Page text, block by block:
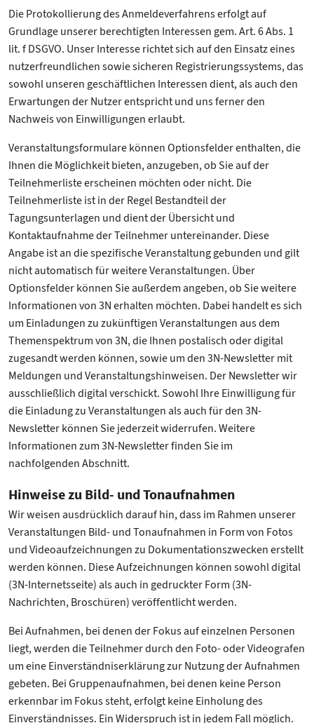
Die Protokollierung des Anmeldeverfahrens erfolgt auf
Grundlage unserer berechtigten Interessen gem. Art. 6 Abs. 1
lit. f DSGVO. Unser Interesse richtet sich auf den Einsatz eines
nutzerfreundlichen sowie sicheren Registrierungssystems, das
sowohl unseren geschäftlichen Interessen dient, als auch den
Erwartungen der Nutzer entspricht und uns ferner den
Nachweis von Einwilligungen erlaubt.
Veranstaltungsformulare können Optionsfelder enthalten, die
Ihnen die Möglichkeit bieten, anzugeben, ob Sie auf der
Teilnehmerliste erscheinen möchten oder nicht. Die
Teilnehmerliste ist in der Regel Bestandteil der
Tagungsunterlagen und dient der Übersicht und
Kontaktaufnahme der Teilnehmer untereinander. Diese
Angabe ist an die spezifische Veranstaltung gebunden und gilt
nicht automatisch für weitere Veranstaltungen. Über
Optionsfelder können Sie außerdem angeben, ob Sie weitere
Informationen von 3N erhalten möchten. Dabei handelt es sich
um Einladungen zu zukünftigen Veranstaltungen aus dem
Themenspektrum von 3N, die Ihnen postalisch oder digital
zugesandt werden können, sowie um den 3N-Newsletter mit
Meldungen und Veranstaltungshinweisen. Der Newsletter wir
ausschließlich digital verschickt. Sowohl Ihre Einwilligung für
die Einladung zu Veranstaltungen als auch für den 3N-
Newsletter können Sie jederzeit widerrufen. Weitere
Informationen zum 3N-Newsletter finden Sie im
nachfolgenden Abschnitt.
Hinweise zu Bild- und Tonaufnahmen
Wir weisen ausdrücklich darauf hin, dass im Rahmen unserer
Veranstaltungen Bild- und Tonaufnahmen in Form von Fotos
und Videoaufzeichnungen zu Dokumentationszwecken erstellt
werden können. Diese Aufzeichnungen können sowohl digital
(3N-Internetsseite) als auch in gedruckter Form (3N-
Nachrichten, Broschüren) veröffentlicht werden.
Bei Aufnahmen, bei denen der Fokus auf einzelnen Personen
liegt, werden die Teilnehmer durch den Foto- oder Videografen
um eine Einverständniserklärung zur Nutzung der Aufnahmen
gebeten. Bei Gruppenaufnahmen, bei denen keine Person
erkennbar im Fokus steht, erfolgt keine Einholung des
Einverständnisses. Ein Widerspruch ist in jedem Fall möglich.